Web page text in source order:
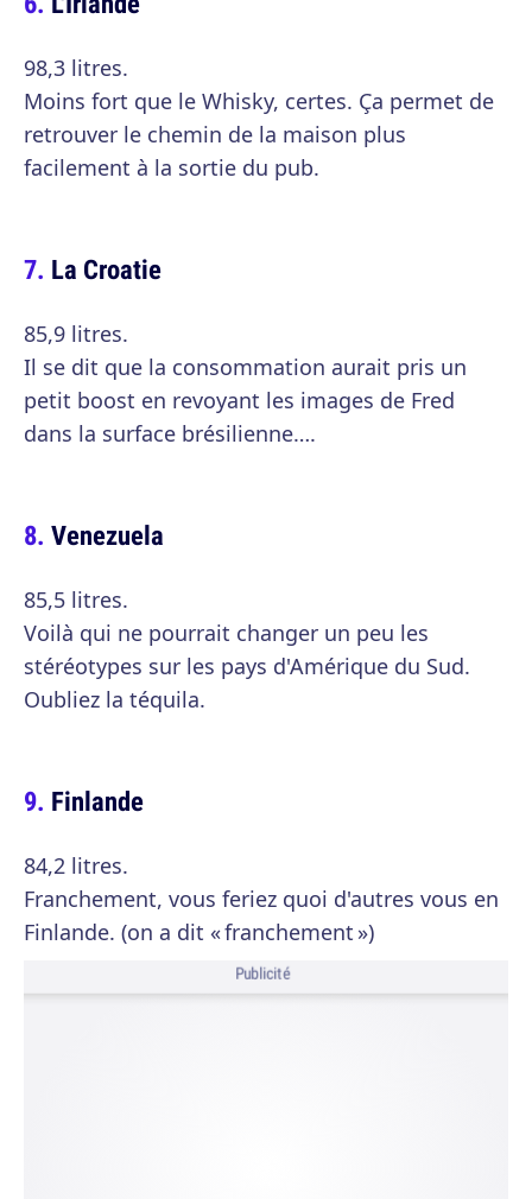
98,3 litres.
Moins fort que le Whisky, certes. Ça permet de
retrouver le chemin de la maison plus
facilement à la sortie du pub.
La Croatie
85,9 litres.
Il se dit que la consommation aurait pris un
petit boost en revoyant les images de Fred
dans la surface brésilienne….
Venezuela
85,5 litres.
Voilà qui ne pourrait changer un peu les
stéréotypes sur les pays d'Amérique du Sud.
Oubliez la téquila.
Finlande
84,2 litres.
Franchement, vous feriez quoi d'autres vous en
Finlande. (on a dit « franchement »)
Publicité